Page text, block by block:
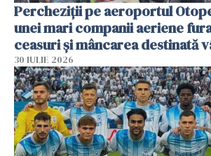
Percheziții pe aeroportul
unei mari companii aeriene
ceasuri și mâncarea destinată
30 IULIE 2026